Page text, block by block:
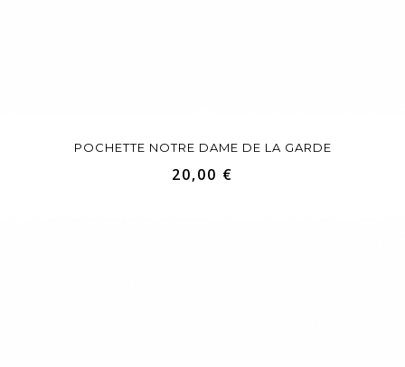
POCHETTE NOTRE DAME DE LA GARDE
20,00 €